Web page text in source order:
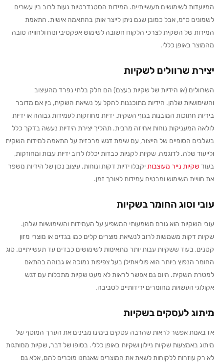
המיועדות לשימושים תעשייתיים. המידות הסטנדרטיות נעות לרוב בין עשרים
לשמונים ס״מ, אבל כמובן שגם ניתן לייצר אותן בהתאמה אישית. התאמת
המידות של השקית לצרכי הלקוח חשובה לשימוש אפקטיבי ונוח ולחוויה טובה
מהמוצר באופן כללי.
יצירת שרוולים לשקיות
השרוולים (או הידיות של שקיות בעצם) הם חלק בלתי נפרד מהעיצוב
והשימושיות שלהן. הידיות מתוכננות להקל על נשיאת השקית, בין אם מדובר
בידיות חתוכות המובנות בגוף השקית, ידיות מחוזקות לעמידות גבוהה או ידיות
לולאה המעניקות נוחות אחיזה מרבית. תהליך יצירת הידיות נעשה בדקך כלל
בשלבים הסופיים של הייצור, עם שימת דגש מרכזית על התאמה למידות השקית
ולייעוד שלה. לדוגמה, שקיות לקניות כבדות יכללו לרוב ידיות עבות ומחוזקות,
בעוד שקיות נייר מעוצבותיקבלו ידיות דקות ונוחות. עיצוב נכון של הידיות משפר
את חוויית השימוש ומבטיח עמידות לאורך זמן.
עובי וסוג החומר בשקיות
עובי השקיות הוא גורם משמעותי המשפיע על העמידות והשימושיות שלהן.
שקיות דקות משמשות לרוב לנשיאת מוצרים קלים כמו בגדים או מוצרי מזון
קטנים, בעוד ששקיות עבות יותר מתאימות לשימושים כבדים עד תעשייתיים. סוג
החומר הנפוץ ביותר הוא פוליאתילן בעל צפיפות נמוכה או גבוהה בהתאם
למטרת השקית. היום גם אפשר לראות לא מעט שקיות מתכלות עם דגש
אקולוגי העשויות מחומרים ידידותיים לסביבה.
מיתוג לעסקים בשקיות
אז באמת אפשר לראות שהרבה עסקים בימינו מבינים את הערך המוסף של
מיתוג באמצעות שקיות ניילון ושקיות באופן כללי. בסופו של דבר, שקיות ממותגות
לא רק עוזרות ללקוחות לשאת את המוצרים שאנחנו מוכרים להם, אלא גם